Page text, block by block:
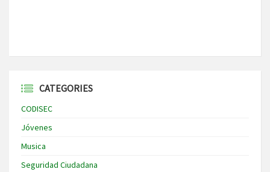
CATEGORIES
CODISEC
Jóvenes
Musica
Seguridad Ciudadana